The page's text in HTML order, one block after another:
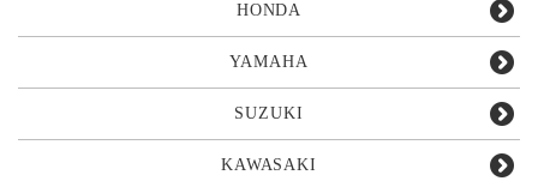
HONDA
YAMAHA
SUZUKI
KAWASAKI